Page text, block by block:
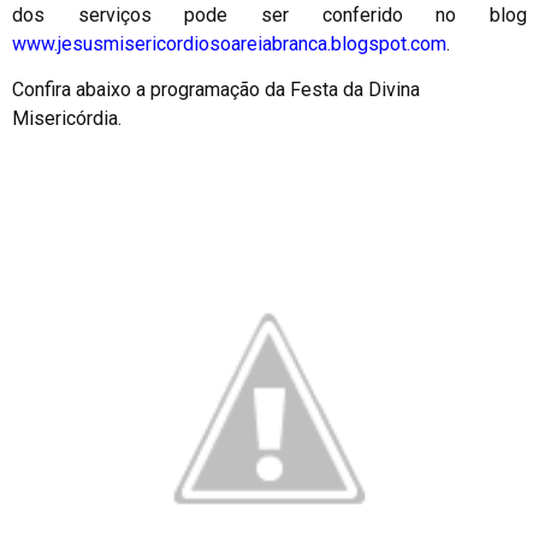
dos serviços pode ser conferido no blog
www.jesusmisericordiosoareiabranca.blogspot.com.
Confira abaixo a programação da Festa da Divina
Misericórdia.